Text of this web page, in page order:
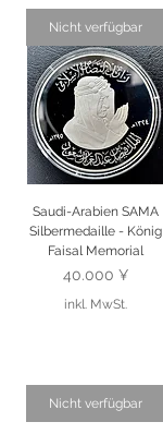
Nicht verfügbar
Saudi-Arabien SAMA
Silbermedaille - König
Faisal Memorial
Preis
40.000 ¥
inkl. MwSt.
Nicht verfügbar